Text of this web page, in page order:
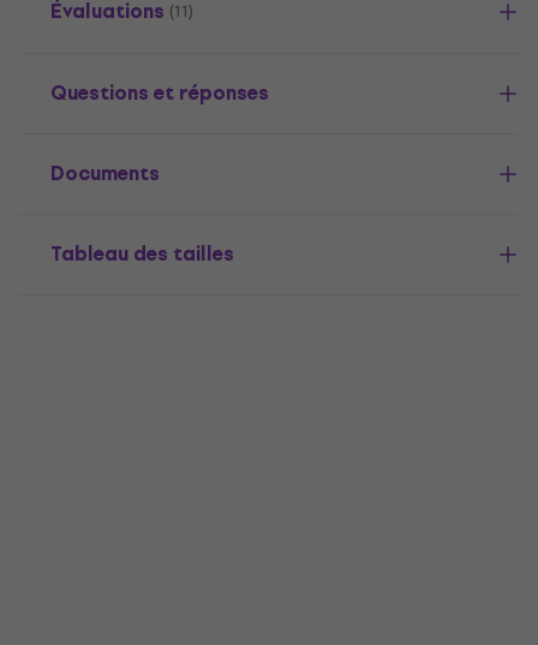
Évaluations (11)
Questions et réponses
Documents
Tableau des tailles